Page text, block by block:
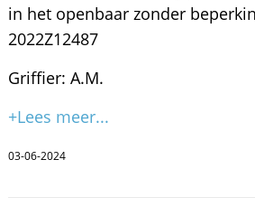
in het openbaar zonder
2022Z12487
Griffier: A.M.
+Lees meer...
03-06-2024